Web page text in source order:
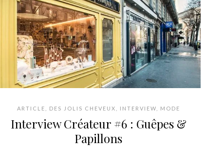
ARTICLE DES JOLIS CHEVEUX INTERVIEW MODE
Interview Créateur #6 : Guêpes &
Papillons